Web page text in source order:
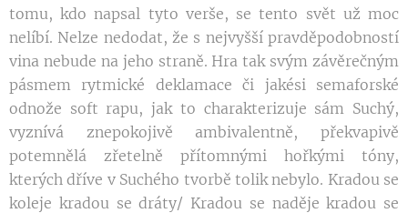
tomu, kdo napsal tyto verše, se tento svět už moc
nelíbí. Nelze nedodat, že s nejvyšší pravděpodobností
vina nebude na jeho straně. Hra tak svým závěrečným
pásmem rytmické deklamace či jakési semaforské
odnože soft rapu, jak to charakterizuje sám Suchý,
vyznívá znepokojivě ambivalentně, překvapivě
potemnělá zřetelně přítomnými hořkými tóny,
kterých dříve v Suchého tvorbě tolik nebylo. Kradou se
koleje kradou se dráty/ Kradou se naděje kradou se